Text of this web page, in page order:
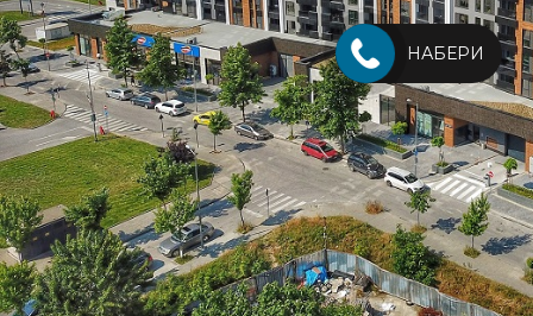
НАБЕРИ